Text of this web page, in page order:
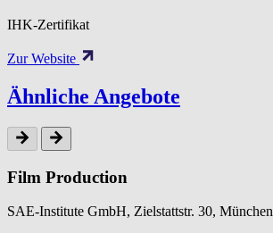
IHK-Zertifikat
Zur Website
Ähnliche Angebote
Film Production
SAE-Institute GmbH, Zielstattstr. 30, München